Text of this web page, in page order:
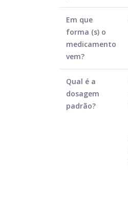
Em que
forma (s) o
medicamento
vem?
Qual é a
dosagem
padrão?